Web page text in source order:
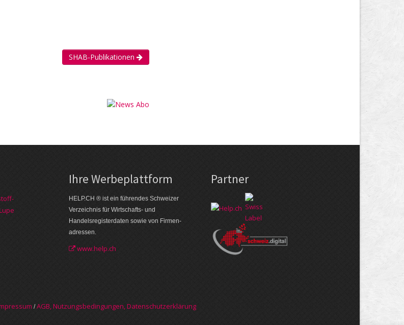
SHAB-Publikationen
Ihre Werbe­plattform
HELP.CH ® ist ein führendes Schweizer
Verzeichnis für Wirtschafts- und
Handelsregisterdaten sowie von Firmen­
adressen.
www.help.ch
Partner
/AGB, Nut­zungs­bedin­gungen, Daten­schutz­er­klärung